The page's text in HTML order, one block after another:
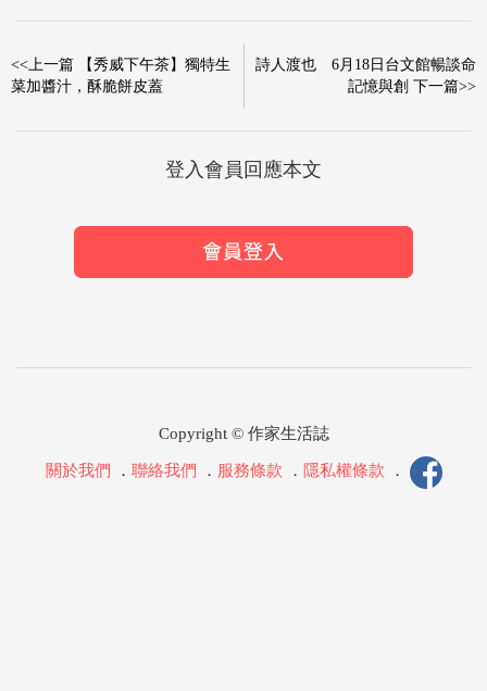
<<上一篇 【秀威下午茶】獨特生
菜加醬汁，酥脆餅皮蓋
詩人渡也 6月18日台文館暢談命
記憶與創 下一篇>>
登入會員回應本文
Copyright © 作家生活誌
關於我們 ． 聯絡我們 ． 服務條款 ． 隱私權條款 ．